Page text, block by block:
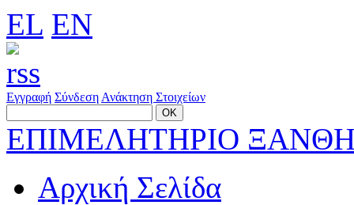
EL EN
Εγγραφή Σύνδεση Ανάκτηση Στοιχείων
ΕΠΙΜΕΛΗΤΗΡΙΟ
Αρχική Σελίδα